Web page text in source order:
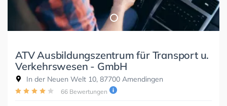
ATV Ausbildungszentrum für Transport u.
Verkehrswesen - GmbH
In der Neuen Welt 10, 87700 Amendingen
66 Bewertungen